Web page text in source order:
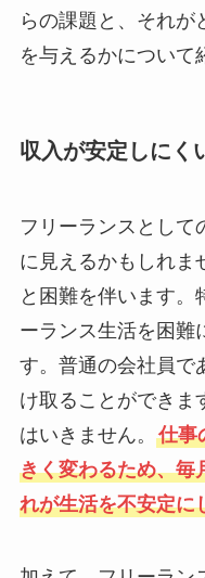
らの課題と、それが
を与えるかについて
収入が安定しにく
フリーランスとして
に見えるかもしれま
と困難を伴います。
ーランス生活を困難
す。普通の会社員で
け取ることができま
はいきません。 仕事
きく変わるため、毎
れが生活を不安定に